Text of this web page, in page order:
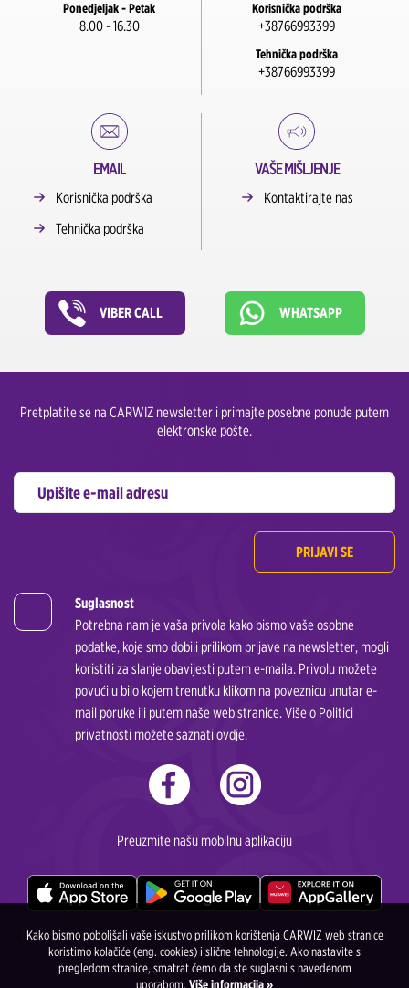
Ponedjeljak - Petak
8.00 - 16.30
Korisnička podrška
+38766993399
Tehnička podrška
+38766993399
EMAIL
Korisnička podrška
Tehnička podrška
VAŠE MIŠLJENJE
Kontaktirajte nas
VIBER CALL WHATSAPP
Pretplatite se na CARWIZ newsletter i primajte posebne ponude putem
elektronske pošte.
PRIJAVI SE
Suglasnost
Potrebna nam je vaša privola kako bismo vaše osobne
podatke, koje smo dobili prilikom prijave na newsletter, mogli
koristiti za slanje obavijesti putem e-maila. Privolu možete
povući u bilo kojem trenutku klikom na poveznicu unutar e-
mail poruke ili putem naše web stranice. Više o Politici
privatnosti možete saznatiovdje.
Preuzmite našu mobilnu aplikaciju
Iznajmljivanje automobila DD Drive Marija Borković s.p. Gradiška, Majora Milana
Tepića 4, 78400 Gradiška, Bosna i Heregovina
Kako bismo poboljšali vaše iskustvo prilikom korištenja CARWIZ web stranice
koristimo kolačiće (eng. cookies) i slične tehnologije. Ako nastavite s
pregledom stranice, smatrat ćemo da ste suglasni s navedenom
uporabom. Više informacija »